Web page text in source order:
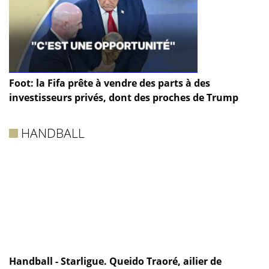
Foot: la Fifa prête à vendre des parts à des
investisseurs privés, dont des proches de Trump
HANDBALL
Handball - Starligue. Queido Traoré, ailier de